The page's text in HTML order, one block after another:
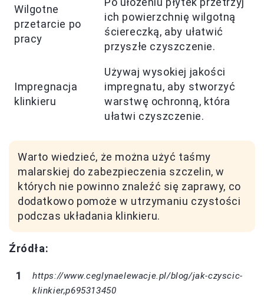
Wilgotne
przetarcie po
pracy
ich powierzchnię wilgotną
ściereczką, aby ułatwić
przyszłe czyszczenie.
Impregnacja
klinkieru
Używaj wysokiej jakości
impregnatu, aby stworzyć
warstwę ochronną, która
ułatwi czyszczenie.
Warto wiedzieć, że można użyć taśmy
malarskiej do zabezpieczenia szczelin, w
których nie powinno znaleźć się zaprawy, co
dodatkowo pomoże w utrzymaniu czystości
podczas układania klinkieru.
Źródła:
https://www.ceglynaelewacje.pl/blog/jak-czyscic-
klinkier,p695313450